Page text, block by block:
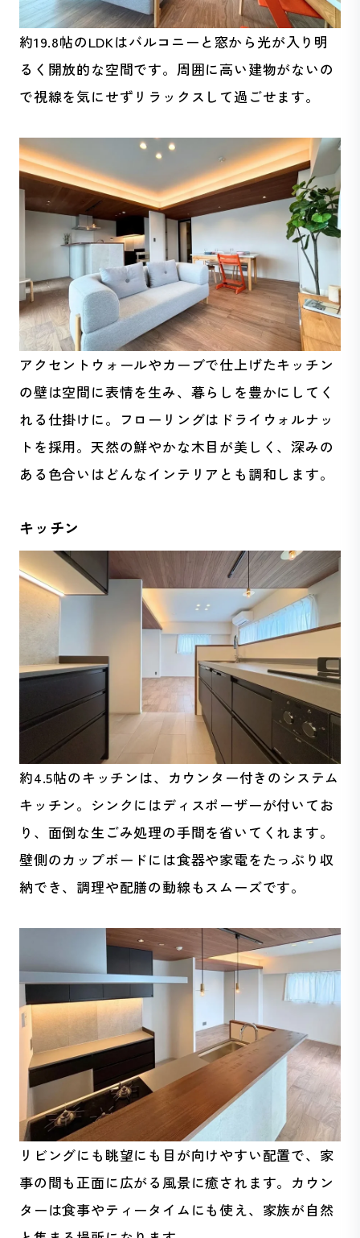
約19.8帖のLDKはバルコニーと窓から光が入り明
るく開放的な空間です。周囲に高い建物がないの
で視線を気にせずリラックスして過ごせます。
アクセントウォールやカーブで仕上げたキッチン
の壁は空間に表情を生み、暮らしを豊かにしてく
れる仕掛けに。フローリングはドライウォルナッ
トを採用。天然の鮮やかな木目が美しく、深みの
ある色合いはどんなインテリアとも調和します。
キッチン
約4.5帖のキッチンは、カウンター付きのシステム
キッチン。シンクにはディスポーザーが付いてお
り、面倒な生ごみ処理の手間を省いてくれます。
壁側のカップボードには食器や家電をたっぷり収
納でき、調理や配膳の動線もスムーズです。
リビングにも眺望にも目が向けやすい配置で、家
事の間も正面に広がる風景に癒されます。カウン
ターは食事やティータイムにも使え、家族が自然